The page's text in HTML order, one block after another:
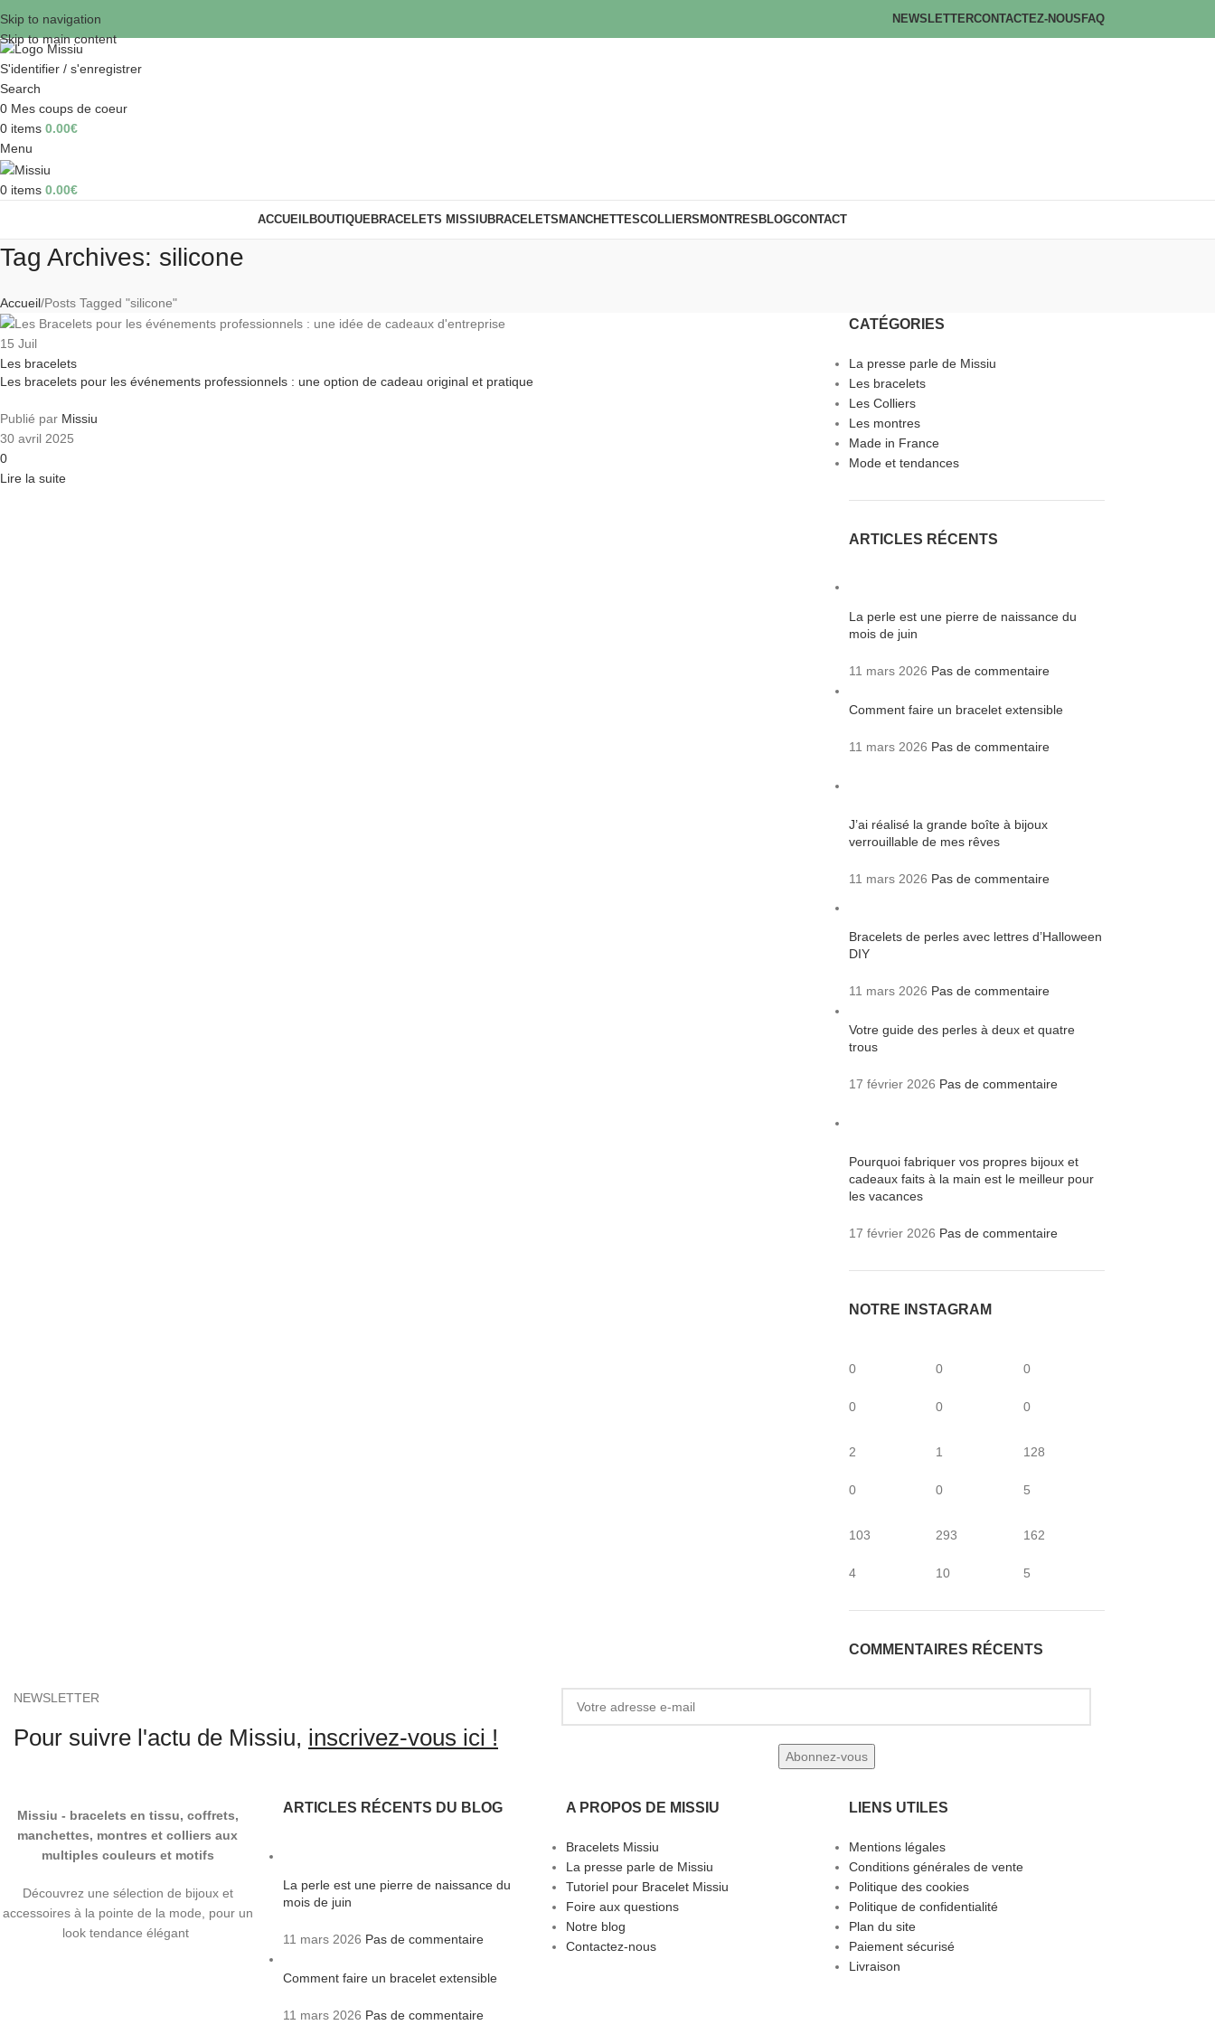
Skip to navigation
Skip to main content
NEWSLETTERCONTACTEZ-NOUS FAQ
S'identifier / s'enregistrer
Search
0 Mes coups de coeur
0 items 0.00€
Menu
0 items 0.00€
ACCUEILBOUTIQUEBRACELETS MISSIUBRACELETS MANCHETTESCOLLIERS MONTRES BLOGCONTACT
Tag Archives: silicone
Accueil Posts Tagged "silicone"
15 Juil
Les bracelets
Les bracelets pour les événements professionnels : une option de cadeau original et pratique
Publié par Missiu
30 avril 2025
0
Lire la suite
CATÉGORIES
La presse parle de Missiu
Les bracelets
Les Colliers
Les montres
Made in France
Mode et tendances
ARTICLES RÉCENTS
La perle est une pierre de naissance du
mois de juin
11 mars 2026 Pas de commentaire
Comment faire un bracelet extensible
11 mars 2026 Pas de commentaire
J’ai réalisé la grande boîte à bijoux
verrouillable de mes rêves
11 mars 2026 Pas de commentaire
Bracelets de perles avec lettres d’Halloween
DIY
11 mars 2026 Pas de commentaire
Votre guide des perles à deux et quatre
trous
17 février 2026 Pas de commentaire
Pourquoi fabriquer vos propres bijoux et
cadeaux faits à la main est le meilleur pour
les vacances
17 février 2026 Pas de commentaire
NOTRE INSTAGRAM
0
0
0
0
0
0
2
0
1
0
128
5
103
4
293
10
162
5
COMMENTAIRES RÉCENTS
NEWSLETTER
Pour suivre l'actu de Missiu, inscrivez-vous ici !
Missiu - bracelets en tissu, coffrets,
manchettes, montres et colliers aux
multiples couleurs et motifs
Découvrez une sélection de bijoux et
accessoires à la pointe de la mode, pour un
look tendance élégant
ARTICLES RÉCENTS DU BLOG
La perle est une pierre de naissance du
mois de juin
11 mars 2026 Pas de commentaire
Comment faire un bracelet extensible
11 mars 2026 Pas de commentaire
A PROPOS DE MISSIU
Bracelets Missiu
La presse parle de Missiu
Tutoriel pour Bracelet Missiu
Foire aux questions
Notre blog
Contactez-nous
LIENS UTILES
Mentions légales
Conditions générales de vente
Politique des cookies
Politique de confidentialité
Plan du site
Paiement sécurisé
Livraison